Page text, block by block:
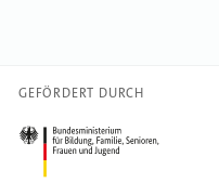
GEFÖRDERT DURCH